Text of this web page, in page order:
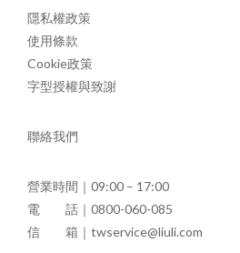
隱私權政策
使用條款
Cookie政策
字型授權與致謝
聯絡我們
營業時間｜09:00 – 17:00
電 話｜0800-060-085
信 箱｜twservice@liuli.com